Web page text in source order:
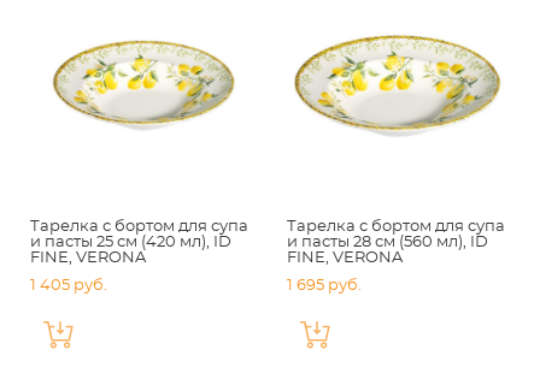
Тарелка с бортом для супа
и пасты 25 см (420 мл), ID
FINE, VERONA
1 405 pуб.
Тарелка с бортом для супа
и пасты 28 см (560 мл), ID
FINE, VERONA
1 695 pуб.